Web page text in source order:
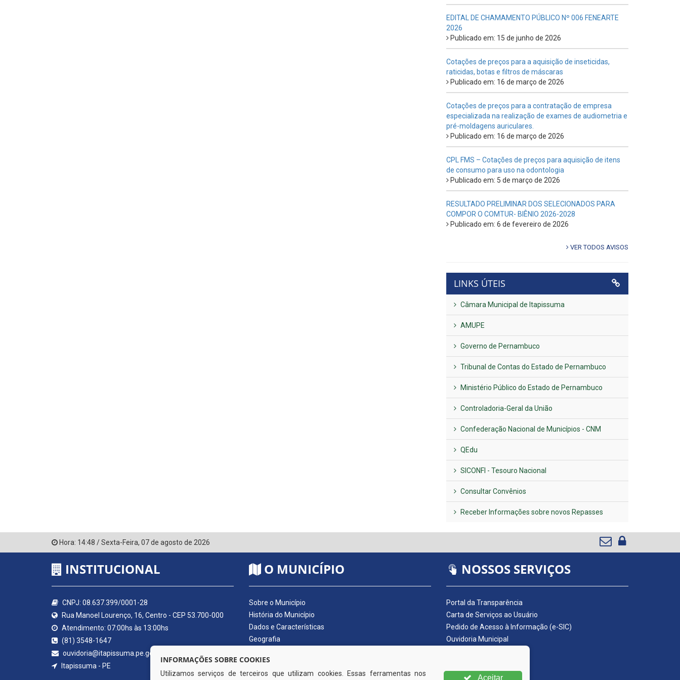
EDITAL DE CHAMAMENTO PÚBLICO Nº 006 FENEARTE
2026
Publicado em: 15 de junho de 2026
Cotações de preços para a aquisição de inseticidas,
raticidas, botas e filtros de máscaras
Publicado em: 16 de março de 2026
Cotações de preços para a contratação de empresa
especializada na realização de exames de audiometria e
pré-moldagens auriculares.
Publicado em: 16 de março de 2026
CPL FMS – Cotações de preços para aquisição de itens
de consumo para uso na odontologia
Publicado em: 5 de março de 2026
RESULTADO PRELIMINAR DOS SELECIONADOS PARA
COMPOR O COMTUR- BIÊNIO 2026-2028
Publicado em: 6 de fevereiro de 2026
VER TODOS AVISOS
LINKS ÚTEIS
Câmara Municipal de Itapissuma
AMUPE
Governo de Pernambuco
Tribunal de Contas do Estado de Pernambuco
Ministério Público do Estado de Pernambuco
Controladoria-Geral da União
Confederação Nacional de Municípios - CNM
QEdu
SICONFI - Tesouro Nacional
Consultar Convênios
Receber Informações sobre novos Repasses
Hora: 14:48 /Sexta-Feira, 07 de agosto de 2026
INSTITUCIONAL
CNPJ: 08.637.399/0001-28
Rua Manoel Lourenço, 16, Centro - CEP 53.700-000
Atendimento: 07:00hs às 13:00hs
(81) 3548-1647
ouvidoria@itapissuma.pe.gov.br
Itapissuma - PE
O MUNICÍPIO
Sobre o Município
História do Município
Dados e Características
Geografia
Símbolos do Município
Hino do Município
NOSSOS SERVIÇOS
Portal da Transparência
Carta de Serviços ao Usuário
Pedido de Acesso à Informação (e-SIC)
Ouvidoria Municipal
Nota Fiscal Eletrônica
INFORMAÇÕES SOBRE COOKIES
Utilizamos serviços de terceiros que utilizam cookies. Essas ferramentas nos
Aceitar